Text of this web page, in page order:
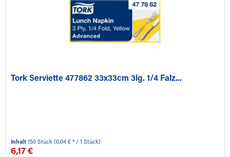
Tork Serviette 477862 33x33cm 3lg. 1/4 Falz...
Inhalt150 Stück(0,04 € * / 1 Stück)
6,17 €